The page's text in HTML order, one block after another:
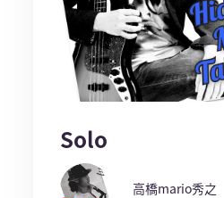
Solo
高橋mario秀之